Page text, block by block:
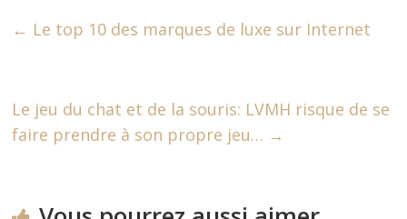
← Le top 10 des marques de luxe sur Internet
Le jeu du chat et de la souris: LVMH risque de se
faire prendre à son propre jeu… →